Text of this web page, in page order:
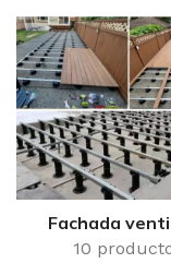
Fachada
10